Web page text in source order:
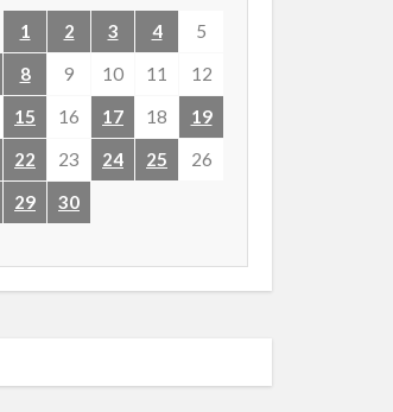
1 2 3 4
5
8 9 10 11
12
15 16 17 18
19
22 23 24 25
26
29
30